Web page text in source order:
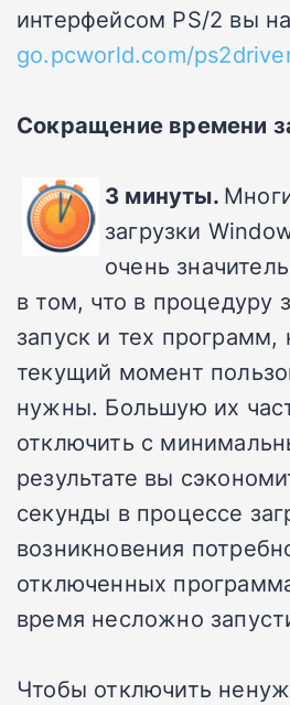
интерфейсом PS/2 вы
go.pcworld.com/
Сокращение времени
3 минуты.
загрузки
очень
в том, что в процедуру
запуск и тех программ,
текущий момент
нужны. Большую их
отключить с
результате вы
секунды в процессе
возникновения
отключенных
время несложно
Чтобы отключить